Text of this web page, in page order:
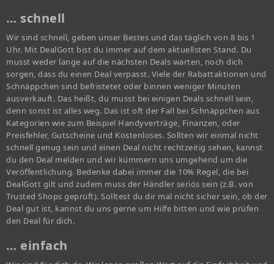
… schnell
Wir sind schnell, geben unser Bestes und das täglich von 8 bis 1
Uhr. Mit DealGott bist du immer auf dem aktuellsten Stand. Du
musst weder lange auf die nächsten Deals warten, noch dich
sorgen, dass du einen Deal verpasst. Viele der Rabattaktionen und
Schnäppchen sind befristetet oder binnen weniger Minuten
ausverkauft. Das heißt, du musst bei einigen Deals schnell sein,
denn sonst ist alles weg. Das ist oft der Fall bei Schnäppchen aus
Kategorien wie zum Beispiel Handyverträge, Finanzen, oder
Preisfehler, Gutscheine und Kostenloses. Sollten wir einmal nicht
schnell genug sein und einen Deal nicht rechtzeitig sehen, kannst
du den Deal melden und wir kümmern uns umgehend um die
Veröffentlichung. Bedenke dabei immer die 10% Regel, die bei
DealGott gilt und zudem muss der Händler seriös sein (z.B. von
Trusted Shops geprüft). Solltest du dir mal nicht sicher sein, ob der
Deal gut ist, kannst du uns gerne um Hilfe bitten und wie prüfen
den Deal für dich.
… einfach